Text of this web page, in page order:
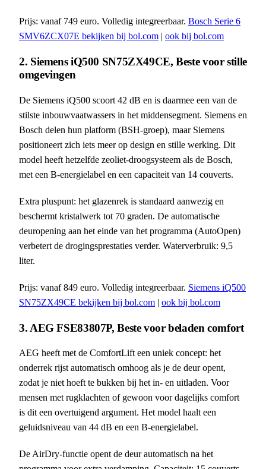
Prijs: vanaf 749 euro. Volledig integreerbaar. Bosch Serie 6
SMV6ZCX07E bekijken bij bol.com | ook bij bol.com
2. Siemens iQ500 SN75ZX49CE, Beste voor stille
omgevingen
De Siemens iQ500 scoort 42 dB en is daarmee een van de
stilste inbouwvaatwassers in het middensegment. Siemens en
Bosch delen hun platform (BSH-groep), maar Siemens
positioneert zich iets meer op design en stille werking. Dit
model heeft hetzelfde zeoliet-droogsysteem als de Bosch,
met een B-energielabel en een capaciteit van 14 couverts.
Extra pluspunt: het glazenrek is standaard aanwezig en
beschermt kristalwerk tot 70 graden. De automatische
deuropening aan het einde van het programma (AutoOpen)
verbetert de drogingsprestaties verder. Waterverbruik: 9,5
liter.
Prijs: vanaf 849 euro. Volledig integreerbaar. Siemens iQ500
SN75ZX49CE bekijken bij bol.com | ook bij bol.com
3. AEG FSE83807P, Beste voor beladen comfort
AEG heeft met de ComfortLift een uniek concept: het
onderrek rijst automatisch omhoog als je de deur opent,
zodat je niet hoeft te bukken bij het in- en uitladen. Voor
mensen met rugklachten of gewoon voor dagelijks comfort
is dit een overtuigend argument. Het model haalt een
geluidsniveau van 44 dB en een B-energielabel.
De AirDry-functie opent de deur automatisch na het